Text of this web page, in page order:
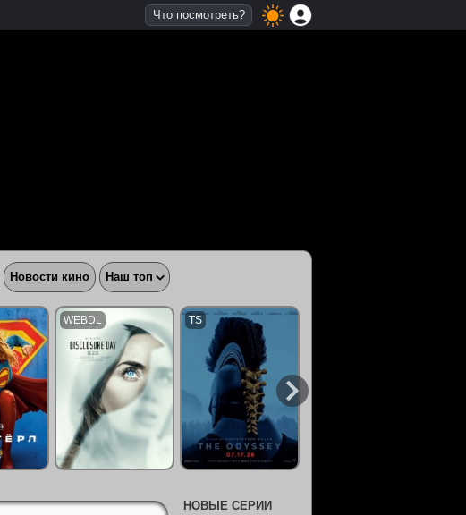
НОВЫЕ СЕРИИ
Новости кино Наш топ
Что посмотреть?